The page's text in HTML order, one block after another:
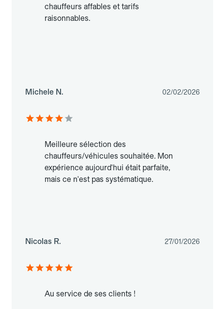
chauffeurs affables et tarifs
raisonnables.
Michele N. 02/02/2026
Meilleure sélection des
chauffeurs/véhicules souhaitée. Mon
expérience aujourd'hui était parfaite,
mais ce n'est pas systématique.
Nicolas R. 27/01/2026
Au service de ses clients !